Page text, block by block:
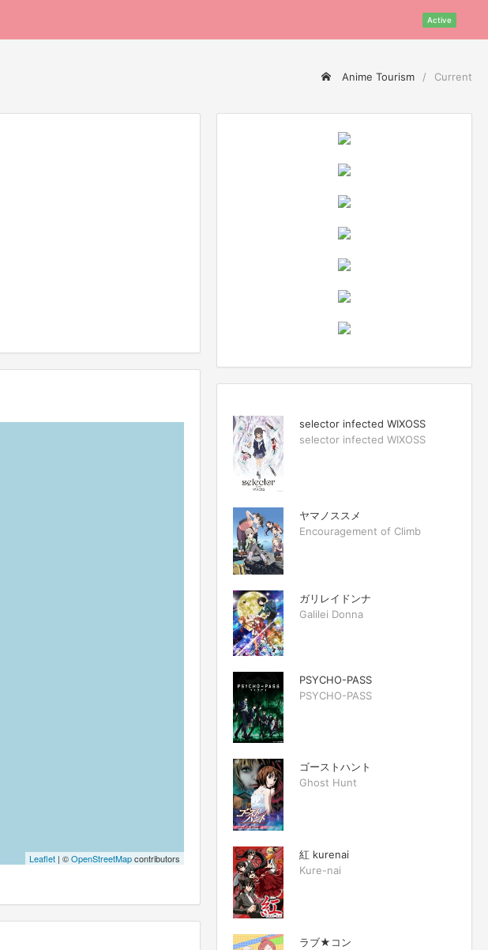
Active
Anime Tourism Current
Leaflet | ©OpenStreetMapcontributors
selector infected WIXOSS
selector infected WIXOSS
ヤマノススメ
Encouragement of Climb
ガリレイドンナ
Galilei Donna
PSYCHO-PASS
PSYCHO-PASS
ゴーストハント
Ghost Hunt
紅 kurenai
Kure-nai
ラブ★コン